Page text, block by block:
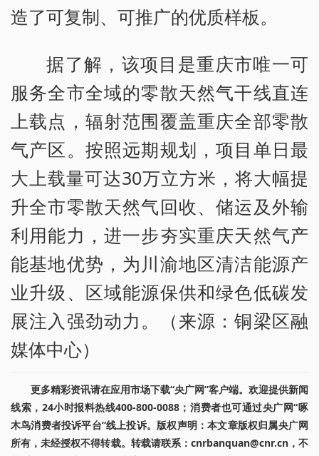
造了可复制、可推广的优质样板。
据了解，该项目是重庆市唯一可
服务全市全域的零散天然气干线直连
上载点，辐射范围覆盖重庆全部零散
气产区。按照远期规划，项目单日最
大上载量可达30万立方米，将大幅提
升全市零散天然气回收、储运及外输
利用能力，进一步夯实重庆天然气产
能基地优势，为川渝地区清洁能源产
业升级、区域能源保供和绿色低碳发
展注入强劲动力。（来源：铜梁区融
媒体中心）
更多精彩资讯请在应用市场下载“央广网”客户端。欢迎提供新闻
线索，24小时报料热线400-800-0088；消费者也可通过央广网“啄
木鸟消费者投诉平台”线上投诉。版权声明：本文章版权归属央广网
所有，未经授权不得转载。转载请联系：cnrbanquan@cnr.cn，不